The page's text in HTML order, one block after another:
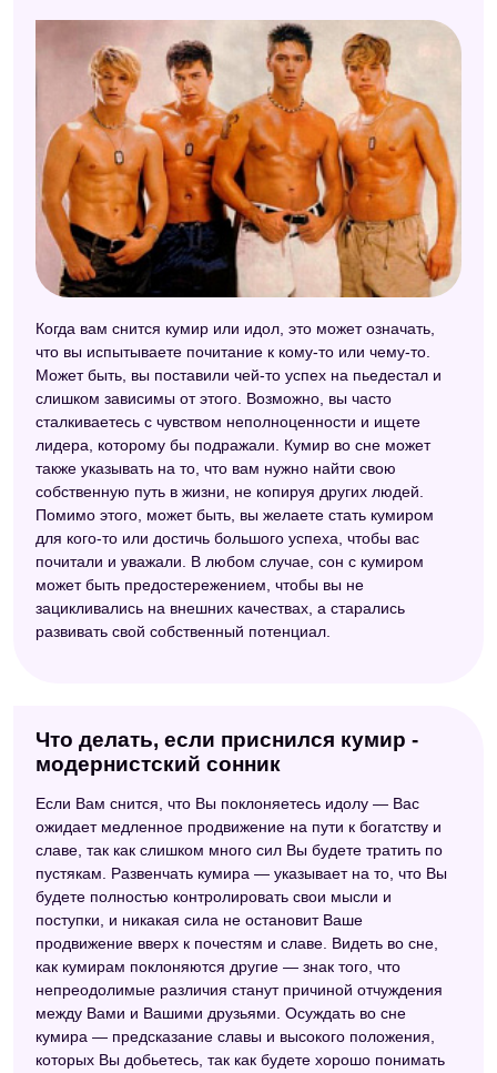
Когда вам снится кумир или идол, это может означать,
что вы испытываете почитание к кому-то или чему-то.
Может быть, вы поставили чей-то успех на пьедестал и
слишком зависимы от этого. Возможно, вы часто
сталкиваетесь с чувством неполноценности и ищете
лидера, которому бы подражали. Кумир во сне может
также указывать на то, что вам нужно найти свою
собственную путь в жизни, не копируя других людей.
Помимо этого, может быть, вы желаете стать кумиром
для кого-то или достичь большого успеха, чтобы вас
почитали и уважали. В любом случае, сон с кумиром
может быть предостережением, чтобы вы не
зацикливались на внешних качествах, а старались
развивать свой собственный потенциал.
Что делать, если приснился кумир -
модернистский сонник
Если Вам снится, что Вы поклоняетесь идолу — Вас
ожидает медленное продвижение на пути к богатству и
славе, так как слишком много сил Вы будете тратить по
пустякам. Развенчать кумира — указывает на то, что Вы
будете полностью контролировать свои мысли и
поступки, и никакая сила не остановит Ваше
продвижение вверх к почестям и славе. Видеть во сне,
как кумирам поклоняются другие — знак того, что
непреодолимые различия станут причиной отчуждения
между Вами и Вашими друзьями. Осуждать во сне
кумира — предсказание славы и высокого положения,
которых Вы добьетесь, так как будете хорошо понимать